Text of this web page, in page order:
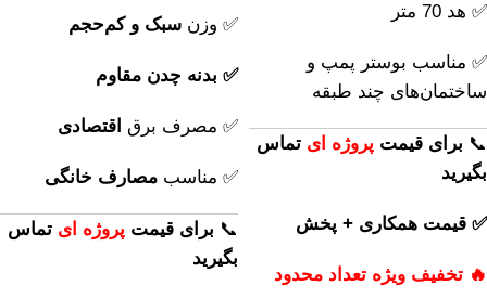
✅ هد 70 متر
✅ مناسب بوستر پمپ و
ساختمان‌های چند طبقه
📞 برای قیمت پروژه ای تماس
بگیرید
✅ قیمت همکاری + پخش
🔥 تخفیف ویژه تعداد محدود
✅ وزن سبک و کم‌حجم
✅ بدنه چدن مقاوم
✅ مصرف برق اقتصادی
✅ مناسب مصارف خانگی
📞 برای قیمت پروژه ای تماس
بگیرید